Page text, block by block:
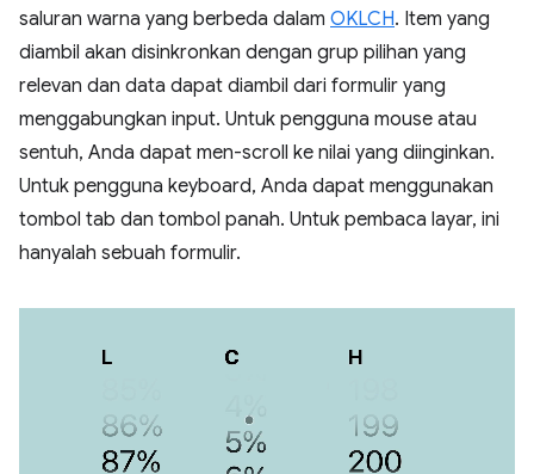
saluran warna yang berbeda dalam OKLCH. Item yang
diambil akan disinkronkan dengan grup pilihan yang
relevan dan data dapat diambil dari formulir yang
menggabungkan input. Untuk pengguna mouse atau
sentuh, Anda dapat men-scroll ke nilai yang diinginkan.
Untuk pengguna keyboard, Anda dapat menggunakan
tombol tab dan tombol panah. Untuk pembaca layar, ini
hanyalah sebuah formulir.